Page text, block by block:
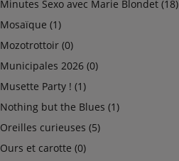
Minutes Sexo avec Marie Blondet (18)
Mosaïque (1)
Mozotrottoir (0)
Municipales 2026 (0)
Musette Party ! (1)
Nothing but the Blues (1)
Oreilles curieuses (5)
Ours et carotte (0)